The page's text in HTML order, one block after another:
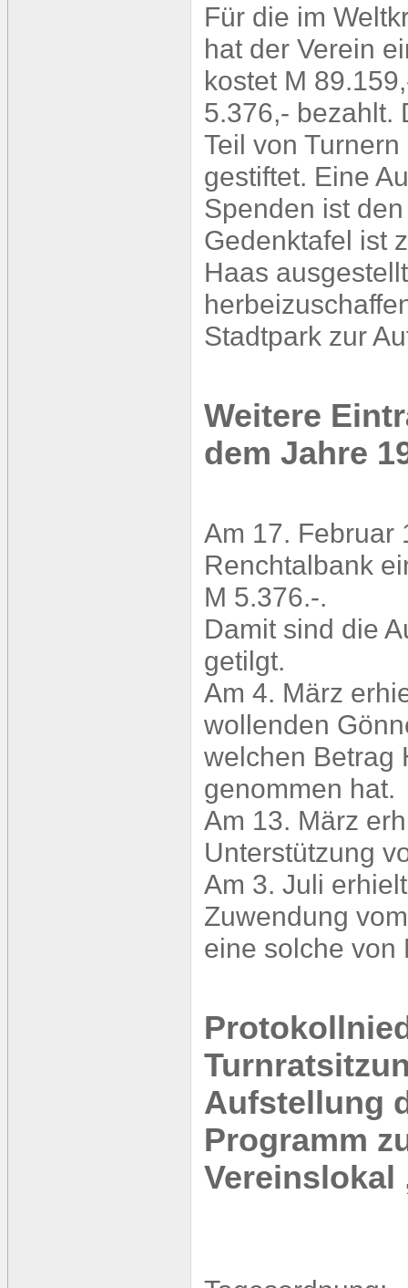
Für die im
hat der Verein
kostet M
5.376,- bezahlt.
Teil von
gestiftet. Eine
Spenden ist
Gedenktafel ist
Haas
Stadtpark zur
Weitere
dem Jahre
Am 17. Februar
Renchtalbank
M 5.376.-.
Damit sind die
getilgt.
Am 4. März
wollenden
welchen Betrag
genommen hat.
Am 13. März
Unterstützung
Am 3. Juli
Zuwendung
eine solche von
Aufstellung
Programm
Vereinslokal